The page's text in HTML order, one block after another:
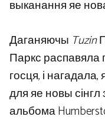
выканання яе
Даганяючы Tuzin
Паркс распавяла
госця, і
для яе новы
альбома